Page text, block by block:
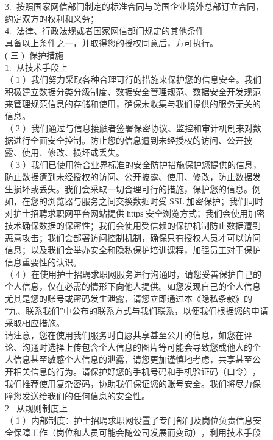
3. 按照国家网信部门制定的标准合同与跨国企业境外总部订立合同，
约定双方的权利和义务；
4.
法律、行政法规或者国家网信部门规定的其他条件
具备以上条件之一，并取得您的授权同意后，方可执行。
( 三 ) 保护措施
1.
从技术手段上
（ 1 ）我们努力采取各种合理可行的措施来保护您的信息安全。我们
积极建立数据分类分级制度、数据安全管理规范、数据安全开发规范
来管理规范信息的存储和使用，确保未收集与我们提供的服务无关的
信息。
（ 2 ）我们通过与信息接触者签署保密协议、监控和审计机制来对数
据进行全面安全控制。防止您的信息遭到未经授权的访问、公开披
露、使用、修改、损坏或丢失。
（ 3 ）我们已使用符合业界标准的安全防护措施保护您提供的信息，
防止数据遭到未经授权的访问、公开披露、使用、修改，防止数据发
生损坏或丢失。我们会采取一切合理可行的措施，保护您的信息。例
如，在您的浏览器与服务之间交换数据时受 SSL 加密保护；我们同时
对护士招聘求职网平台网站提供 https 安全浏览方式；我们会使用加密
技术确保数据的保密性；我们会使用受信赖的保护机制防止数据遭到
恶意攻击；我们会部署访问控制机制，确保只有授权人员才可以访问
信息；以及我们会举办安全和隐私保护培训课程，加强员工对于保护
信息重要性的认识。
（ 4 ）在使用护士招聘求职网服务进行沟通时，请您妥善保护自己的
个人信息，仅在必需的情形下向他人提供。如您发现自己的个人信息
尤其是您的账号或密码发生泄露，请您立即通过本《隐私条款》的
“九、联系我们”中公布的联系方式与我们联系，以便我们根据您的申请
采取相应措施。
请注意，您在使用我们服务时自愿共享甚至公开的信息，如您在评
论、沟通时选择上传包含个人信息的图片等可能会导致您或他人的个
人信息甚至敏感个人信息的泄露，请您更加谨慎地考虑，共享甚至公
开相关信息的行为。请保护好您的手机号码和手机验证码（口令），
我们推荐使用复杂密码，协助我们保证您的账号安全。我们将尽力保
障您发送给我们的任何信息的安全性。
2.
从规则制度上
（ 1 ）内部制度：护士招聘求职网设置了专门部门及岗位负责信息安
全保障工作（岗位和人员可能会随公司发展而变动），利用技术手段